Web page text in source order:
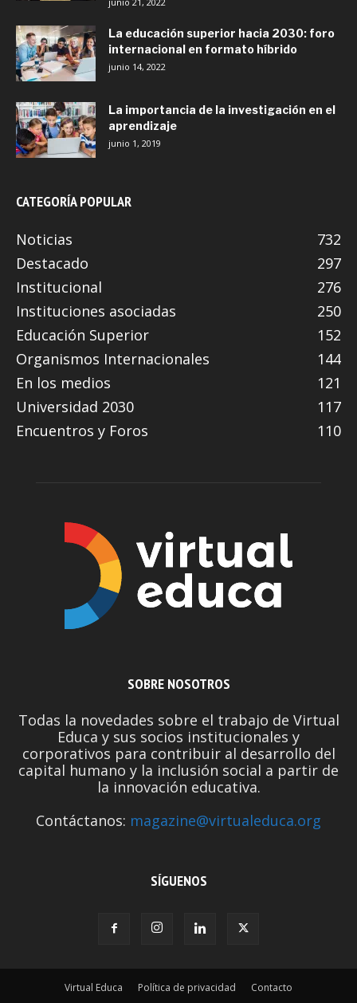
La educación superior hacia 2030: foro
internacional en formato híbrido
junio 14, 2022
La importancia de la investigación en el
aprendizaje
junio 1, 2019
CATEGORÍA POPULAR
Noticias
732
Destacado
297
Institucional
276
Instituciones asociadas
250
Educación Superior
152
Organismos Internacionales
144
En los medios
121
Universidad 2030
117
Encuentros y Foros
110
SOBRE NOSOTROS
Todas la novedades sobre el trabajo de Virtual
Educa y sus socios institucionales y
corporativos para contribuir al desarrollo del
capital humano y la inclusión social a partir de
la innovación educativa.
Contáctanos: magazine@virtualeduca.org
SÍGUENOS
Virtual Educa Política de privacidad Contacto